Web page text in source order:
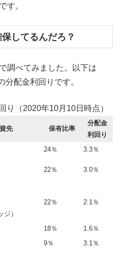
す。
してるんだろ？
調べてみました。以下は
配金利回りです。
り（2020年10月10日時点）
先 保有比率
分配金
利回り
24％ 3.3％
22％ 3.0％
ジ）
22％ 2.1％
18％
1.6％
9％
3.1％